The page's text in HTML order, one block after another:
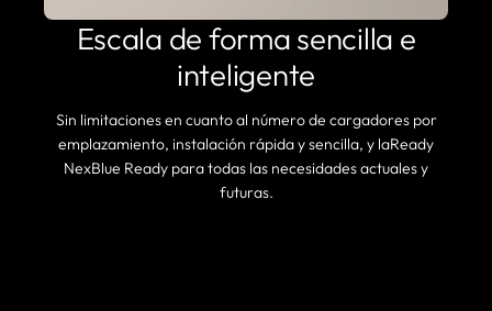
Escala de forma sencilla e
inteligente
Sin limitaciones en cuanto al número de cargadores por
emplazamiento, instalación rápida y sencilla, y laReady
NexBlue Ready para todas las necesidades actuales y
futuras.